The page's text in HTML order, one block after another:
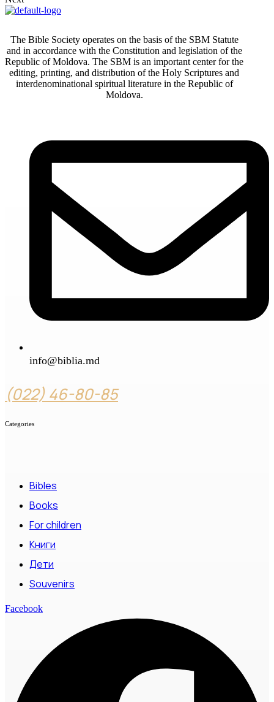
The Bible Society operates on the basis of the SBM Statute
and in accordance with the Constitution and legislation of the
Republic of Moldova. The SBM is an important center for the
editing, printing, and distribution of the Holy Scriptures and
interdenominational spiritual literature in the Republic of
Moldova.
info@biblia.md
(022) 46-80-85
Categories
Bibles
Books
For children
Книги
Дети
Souvenirs
Facebook